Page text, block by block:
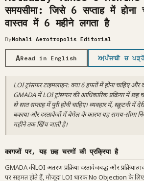
समयसीमा: जिसे 6 सप्ताह में होना
वास्तव में 6 महीने लगता है
ByMohali Aerotropolis Editorial
ARead in English ਅਪੰਜਾਬੀ ਚ
LOI ट्रांसफर टाइमलाइन: क्या 6 हफ्तों में होना चाहिए
GMADA में LOI ट्रांसफर की आधिकारिक प्रक्रिया में
से सात सप्ताह में पूरी होनी चाहिए। व्यवहार में, स्क्रूटनी में
बकाया और दस्तावेज़ों में बेमेल के कारण यह समय-सीमा
महीने तक खिंच जाती है।
कागजों पर, यह छह चरणों की प्रक्रिया है
GMADA की LOI अंतरण प्रक्रिया दस्तावेजबद्ध और
पर सहमत होते हैं, मौजूदा LOI धारक No Objection के